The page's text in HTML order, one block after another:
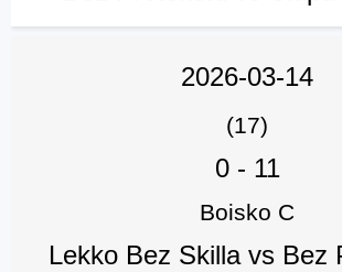
2026-03-14
(17)
0- 11
Boisko C
Lekko Bez Skilla vs Bez